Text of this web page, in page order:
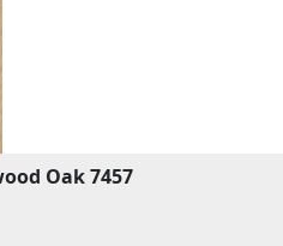
Oak 7457